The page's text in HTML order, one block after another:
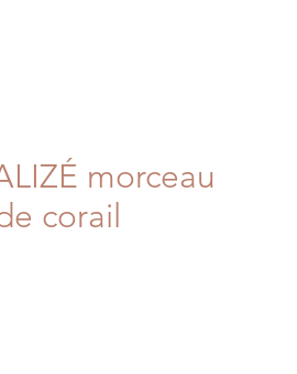
morceau
corail